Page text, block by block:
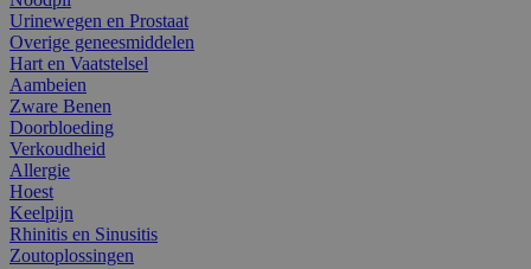
Urinewegen en Prostaat
Overige geneesmiddelen
Hart en Vaatstelsel
Aambeien
Zware Benen
Doorbloeding
Verkoudheid
Allergie
Hoest
Keelpijn
Rhinitis en Sinusitis
Zoutoplossingen